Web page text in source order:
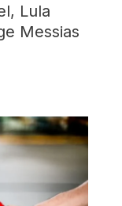
Lula
Messias